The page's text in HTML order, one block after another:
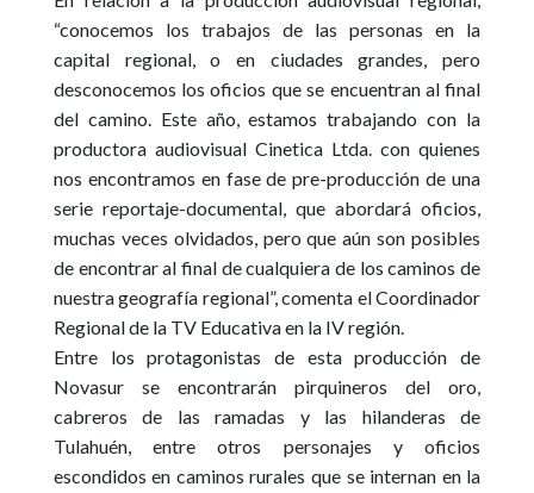
“conocemos los trabajos de las personas en la
capital regional, o en ciudades grandes, pero
desconocemos los oficios que se encuentran al final
del camino. Este año, estamos trabajando con la
productora audiovisual Cinetica Ltda. con quienes
nos encontramos en fase de pre-producción de una
serie reportaje-documental, que abordará oficios,
muchas veces olvidados, pero que aún son posibles
de encontrar al final de cualquiera de los caminos de
nuestra geografía regional”, comenta el Coordinador
Regional de la TV Educativa en la IV región.
Entre los protagonistas de esta producción de
Novasur se encontrarán pirquineros del oro,
cabreros de las ramadas y las hilanderas de
Tulahuén, entre otros personajes y oficios
escondidos en caminos rurales que se internan en la